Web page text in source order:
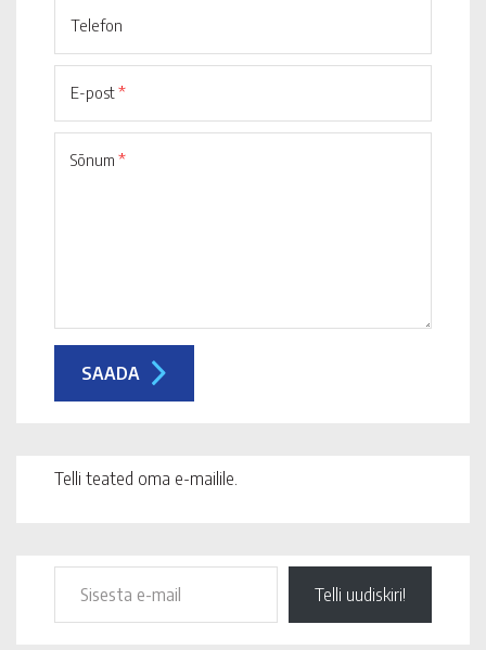
Telefon
E-post*
Sõnum *
Telli teated oma e-mailile.
Telli uudiskiri!